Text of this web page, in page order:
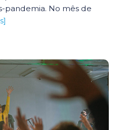
pandemia. No mês de